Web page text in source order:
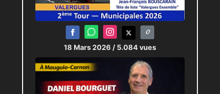
18 Mars 2026 / 5.084 vues